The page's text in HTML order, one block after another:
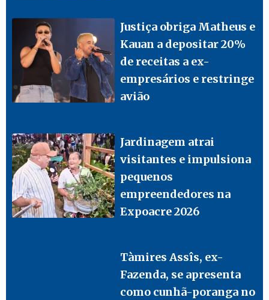
Justiça obriga Matheus e
Kauan a depositar 20%
de receitas a ex-
empresários e restringe
avião
Jardinagem atrai
visitantes e impulsiona
pequenos
empreendedores na
Expoacre 2026
Tàmires Assîs, ex-
Fazenda, se apresenta
como cunhã-poranga no